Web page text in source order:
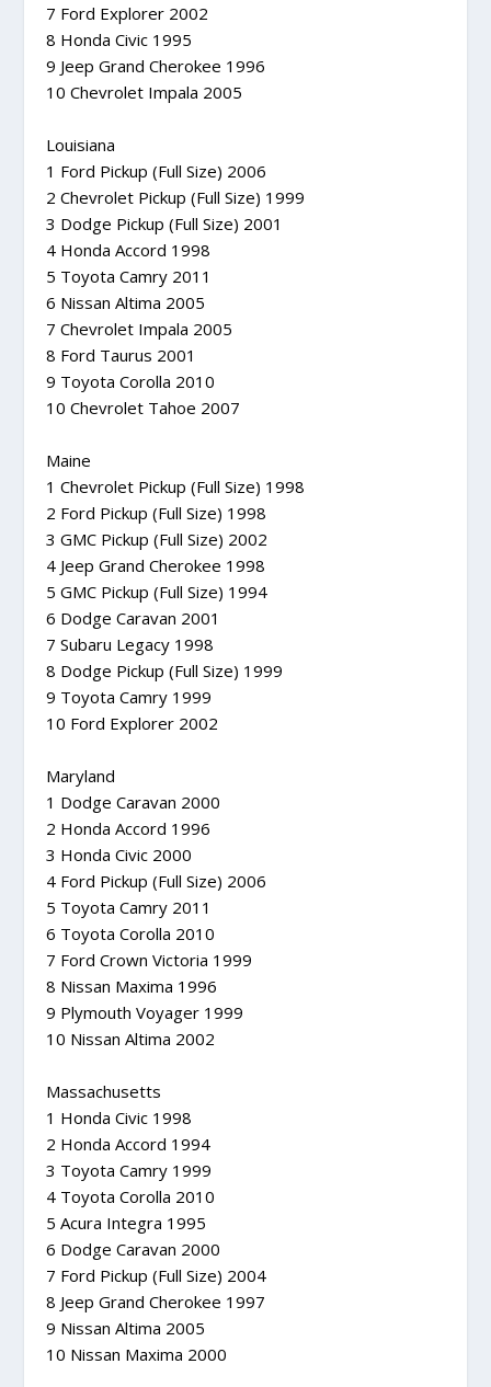
7 Ford Explorer 2002
8 Honda Civic 1995
9 Jeep Grand Cherokee 1996
10 Chevrolet Impala 2005
Louisiana
1 Ford Pickup (Full Size) 2006
2 Chevrolet Pickup (Full Size) 1999
3 Dodge Pickup (Full Size) 2001
4 Honda Accord 1998
5 Toyota Camry 2011
6 Nissan Altima 2005
7 Chevrolet Impala 2005
8 Ford Taurus 2001
9 Toyota Corolla 2010
10 Chevrolet Tahoe 2007
Maine
1 Chevrolet Pickup (Full Size) 1998
2 Ford Pickup (Full Size) 1998
3 GMC Pickup (Full Size) 2002
4 Jeep Grand Cherokee 1998
5 GMC Pickup (Full Size) 1994
6 Dodge Caravan 2001
7 Subaru Legacy 1998
8 Dodge Pickup (Full Size) 1999
9 Toyota Camry 1999
10 Ford Explorer 2002
Maryland
1 Dodge Caravan 2000
2 Honda Accord 1996
3 Honda Civic 2000
4 Ford Pickup (Full Size) 2006
5 Toyota Camry 2011
6 Toyota Corolla 2010
7 Ford Crown Victoria 1999
8 Nissan Maxima 1996
9 Plymouth Voyager 1999
10 Nissan Altima 2002
Massachusetts
1 Honda Civic 1998
2 Honda Accord 1994
3 Toyota Camry 1999
4 Toyota Corolla 2010
5 Acura Integra 1995
6 Dodge Caravan 2000
7 Ford Pickup (Full Size) 2004
8 Jeep Grand Cherokee 1997
9 Nissan Altima 2005
10 Nissan Maxima 2000